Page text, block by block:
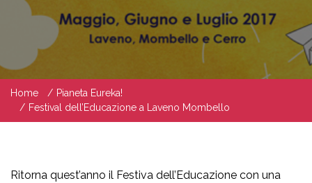
Home
Pianeta Eureka!
Festival dell’Educazione a Laveno Mombello
Ritorna quest’anno il Festiva dell’Educazione con una